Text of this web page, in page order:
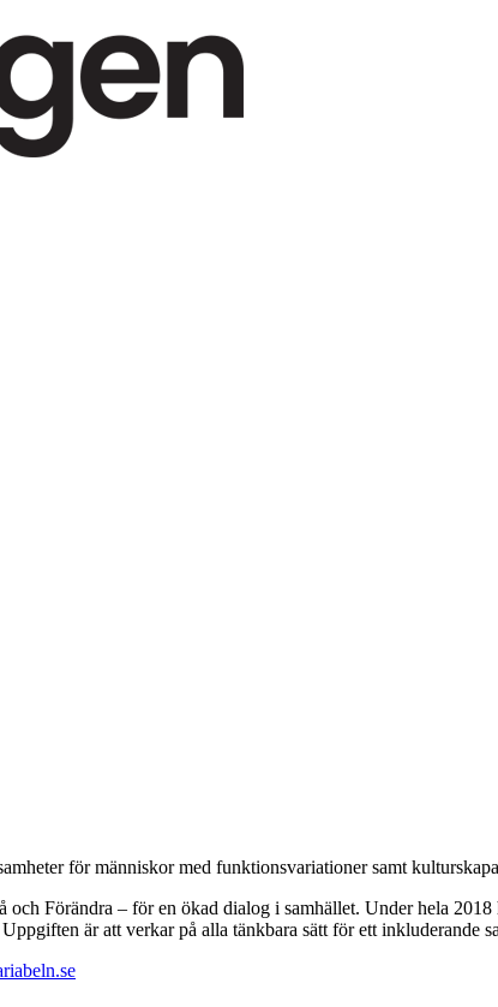
för människor med funktionsvariationer samt
Förändra – för en ökad dialog i samhället. Under hela
är att verkar på alla tänkbara sätt för ett inkluderande